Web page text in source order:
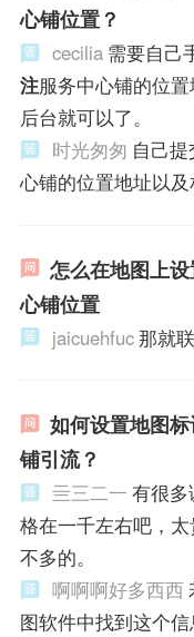
心铺位置？
cecilia 需要自己
注服务中心铺的位
后台就可以了。
时光匆匆 自己
心铺的位置地址以
怎么在地图上
心铺位置
jaicuehfuc那就
如何设置地图
铺引流？
亖三二一 有很多
格在一千左右吧，
不多的。
啊啊啊好多西西
图软件中找到这个